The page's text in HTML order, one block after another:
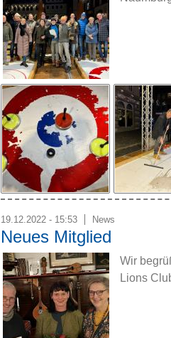
19.12.2022 - 15:53 News
Neues Mitglied
Wir
Lions